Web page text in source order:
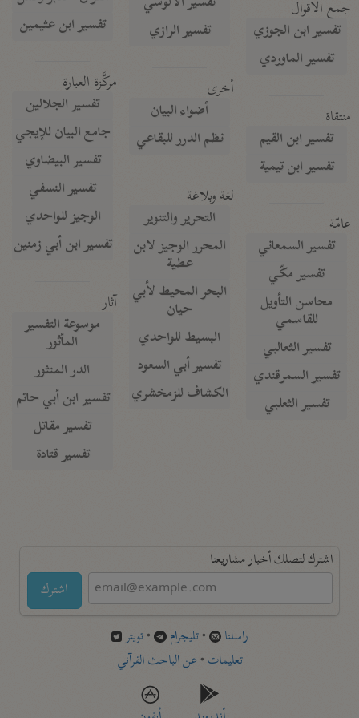
جمع الأقوال
تفسير ابن الجوزي
تفسير الماوردي
منتقاة
تفسير ابن القيم
تفسير ابن تيمية
عامّة
تفسير السمعاني
تفسير مكّي
محاسن التأويل
للقاسمي
تفسير الثعالبي
تفسير السمرقندي
تفسير الثعلبي
تفسير الرازي
أخرى
أضواء البيان
نظم الدرر للبقاعي
لغة وبلاغة
التحرير والتنوير
المحرر الوجيز لابن
عطية
البحر المحيط لأبي
حيان
البسيط للواحدي
تفسير أبي السعود
الكشاف للزمخشري
تفسير ابن عثيمين
مركَّزة العبارة
تفسير الجلالين
جامع البيان للإيجي
تفسير البيضاوي
تفسير النسفي
الوجيز للواحدي
تفسير ابن أبي زمنين
آثار
موسوعة التفسير
المأثور
الدر المنثور
تفسير ابن أبي حاتم
تفسير مقاتل
تفسير قتادة
اشترك لتصلك أخبار مشاريعنا
اشترك
راسلنا •تليجرام •تويتر
تعليمات •عن الباحث القرآني